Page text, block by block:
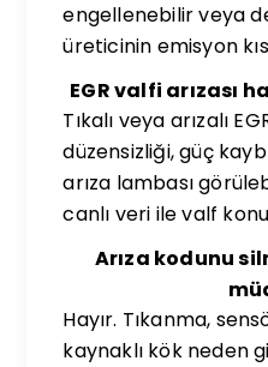
engellenebilir veya
üreticinin emisyon
EGR valfi arızası
Tıkalı veya arızalı
düzensizliği, güç
arıza lambası
canlı veri ile valf
Arıza kodunu
Hayır. Tıkanma,
kaynaklı kök neden